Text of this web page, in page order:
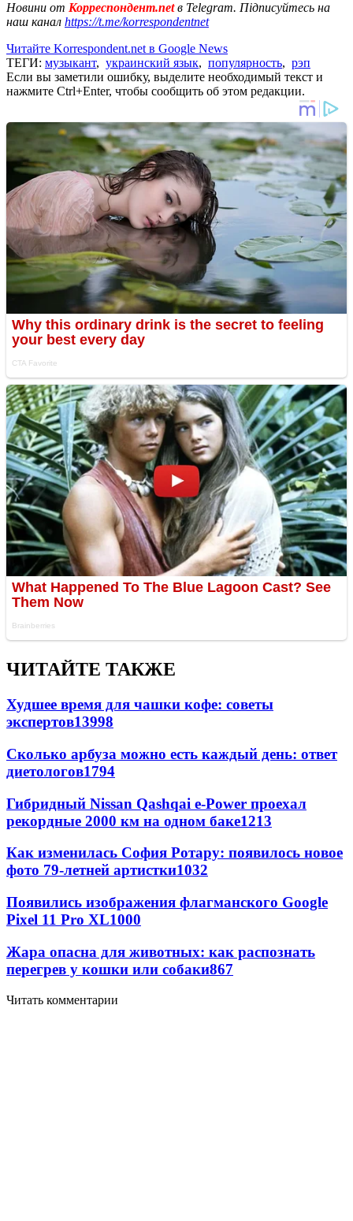
Новини от Корреспондент.netв Telegram. Підписуйтесь на
наш канал https://t.me/korrespondentnet
Читайте Korrespondent.net в Google News
ТЕГИ: музыкант, украинский язык, популярность, рэп
Если вы заметили ошибку, выделите необходимый текст и
нажмите Ctrl+Enter, чтобы сообщить об этом редакции.
ЧИТАЙТЕ ТАКЖЕ
Худшее время для чашки кофе: советы
экспертов13998
Сколько арбуза можно есть каждый день: ответ
диетологов1794
Гибридный Nissan Qashqai e-Power проехал
рекордные 2000 км на одном баке1213
Как изменилась София Ротару: появилось новое
фото 79-летней артистки1032
Появились изображения флагманского Google
Pixel 11 Pro XL1000
Жара опасна для животных: как распознать
перегрев у кошки или собаки867
Читать комментарии